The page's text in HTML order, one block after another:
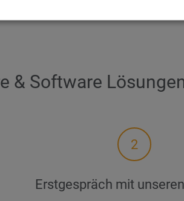
& Software
2
Erstgespräch mit